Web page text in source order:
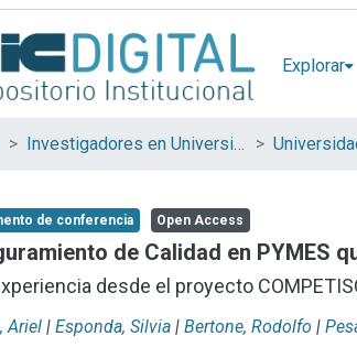
Explorar
Investigadores en Universidades Nacionales de la provincia de Buenos Aires
de conferencia Open Access
de Calidad en PYMES
desde el proyecto
Ariel | Esponda, Silvia | Bertone, Rodolfo |